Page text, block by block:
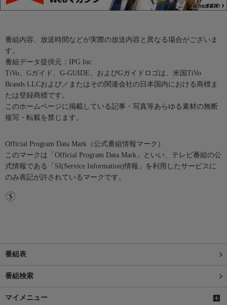
番組内容、放送時間などが実際の放送内容と異なる場合がございま
す。
番組データ提供元：IPG Inc.
TiVo、Gガイド、G-GUIDE、およびGガイドロゴは、米国TiVo
Brands LLCおよび／またはその関連会社の日本国内における商標ま
たは登録商標です。
このホームページに掲載している記事・写真等あらゆる素材の無断
複写・転載を禁じます。
Official Program Data Mark（公式番組情報マーク）
このマークは「Official Program Data Mark」といい、テレビ番組の公
式情報である「SI(Service Information)情報」を利用したサービスに
のみ表記が許されているマークです。
番組表
番組検索
マイメニュー